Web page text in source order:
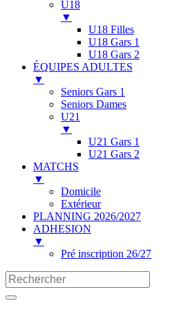
U18
▼
U18 Filles
U18 Gars 1
U18 Gars 2
ÉQUIPES ADULTES
▼
Seniors Gars 1
Seniors Dames
U21
▼
U21 Gars 1
U21 Gars 2
MATCHS
▼
Domicile
Extérieur
PLANNING 2026/2027
ADHESION
▼
Pré inscription 26/27